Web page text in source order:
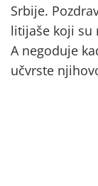
Srbije.
litijaše koji su
A negoduje
učvrste